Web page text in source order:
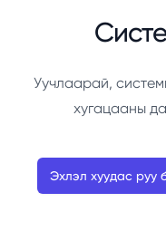
Уучлаарай,
хугацааны
Эхлэл хуудас руу